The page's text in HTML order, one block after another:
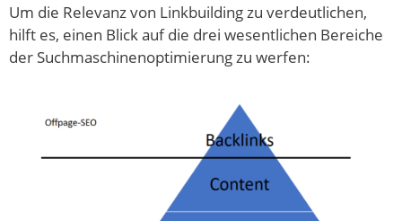
Um die Relevanz von Linkbuilding zu verdeutlichen,
hilft es, einen Blick auf die drei wesentlichen Bereiche
der Suchmaschinenoptimierung zu werfen: